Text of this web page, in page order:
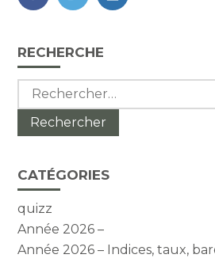
FaceBook
TwitterLinkedIn
Blog
sidebar
RECHERCHE
Rechercher :
CATÉGORIES
quizz
Année 2026 –
Année 2026 – Indices, taux,